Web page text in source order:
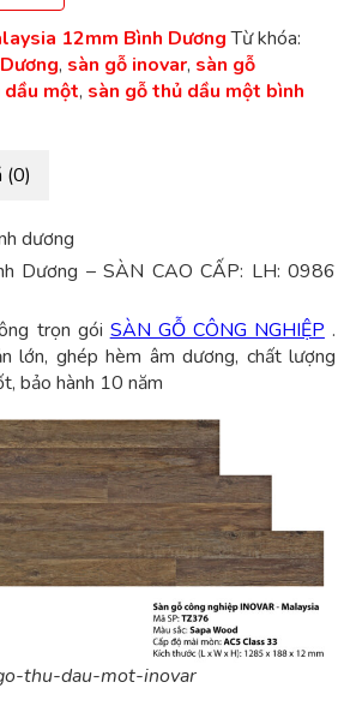
12mm Bình Dương Từ khóa:
, sàn gỗ inovar, sàn gỗ
một, sàn gỗ thủ dầu một bình
(0)
dương
Dương – SÀN CAO CẤP: LH: 0986
trọn gói SÀN GỖ CÔNG NGHIỆP .
lớn, ghép hèm âm dương, chất lượng
bảo hành 10 năm
thu-dau-mot-inovar